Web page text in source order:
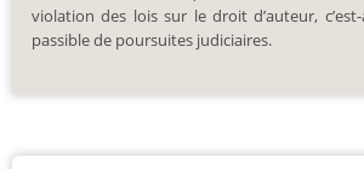
violation des lois sur le droit d’auteur,
passible de poursuites judiciaires.